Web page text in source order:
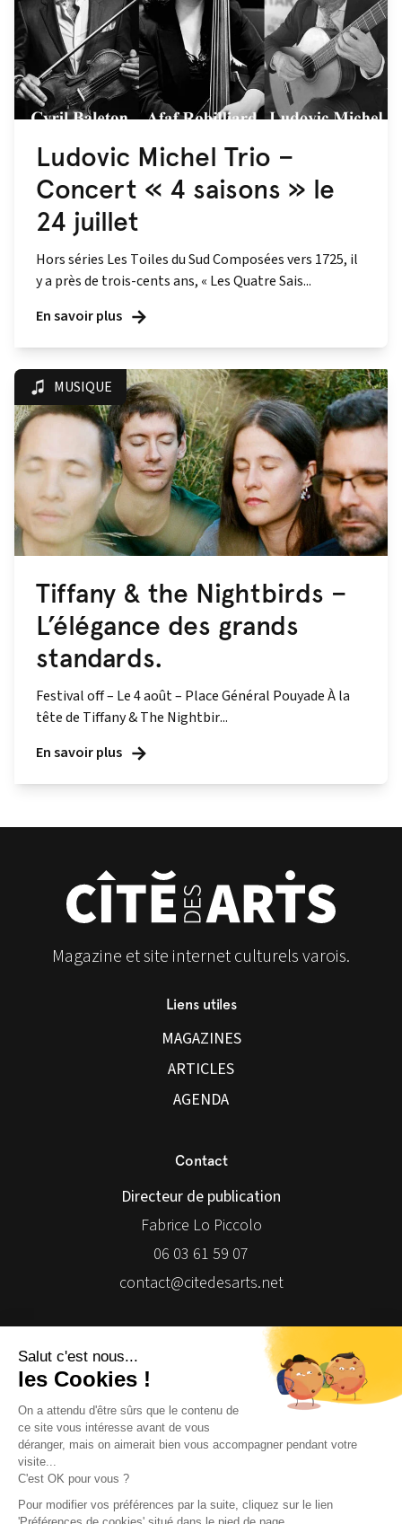
Ludovic Michel Trio –
Concert « 4 saisons » le
24 juillet
Hors séries Les Toiles du Sud Composées vers 1725, il
y a près de trois-cents ans, « Les Quatre Sais...
En savoir plus
MUSIQUE
Tiffany & the Nightbirds –
L’élégance des grands
standards.
Festival off – Le 4 août – Place Général Pouyade À la
tête de Tiffany & The Nightbir...
En savoir plus
Magazine et site internet culturels varois.
Liens utiles
MAGAZINES
ARTICLES
AGENDA
Contact
Directeur de publication
Fabrice Lo Piccolo
06 03 61 59 07
contact@citedesarts.net